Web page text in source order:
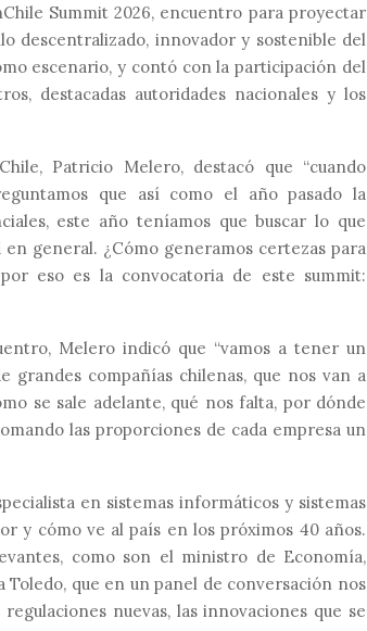
Summit 2026, encuentro para proyectar
descentralizado, innovador y sostenible del
escenario, y contó con la participación del
destacadas autoridades nacionales y los
Patricio Melero, destacó que “cuando
que así como el año pasado la
este año teníamos que buscar lo que
general. ¿Cómo generamos certezas para
eso es la convocatoria de este summit:
Melero indicó que “vamos a tener un
compañías chilenas, que nos van a
se sale adelante, qué nos falta, por dónde
las proporciones de cada empresa un
en sistemas informáticos y sistemas
y cómo ve al país en los próximos 40 años.
como son el ministro de Economía,
que en un panel de conversación nos
nuevas, las innovaciones que se